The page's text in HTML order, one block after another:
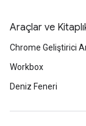
Araçlar ve
Chrome Geliştirici
Workbox
Deniz Feneri